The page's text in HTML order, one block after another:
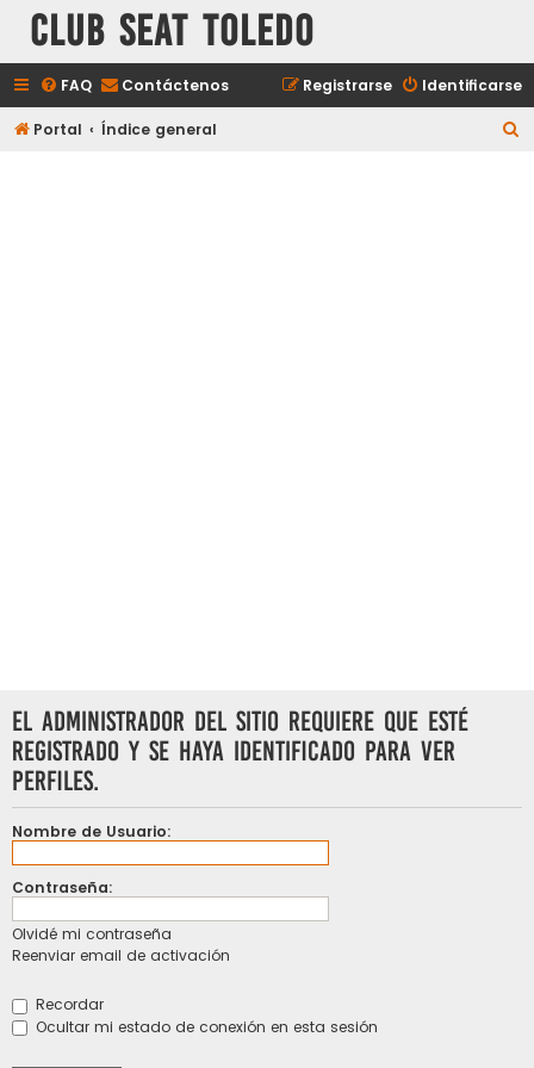
Club Seat Toledo
FAQ Contáctenos Identificarse
Registrarse
Portal Índice general
El administrador del sitio requiere que esté
registrado y se haya identificado para ver
perfiles.
Nombre de Usuario:
Contraseña:
Olvidé mi contraseña
Reenviar email de activación
Recordar
Ocultar mi estado de conexión en esta sesión